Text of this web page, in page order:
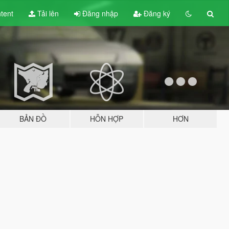
Tải lên Đăng nhập Đăng ký
BẢN ĐỒ HỖN HỢP HƠN